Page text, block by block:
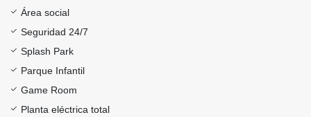
Área social
Seguridad 24/7
Splash Park
Parque Infantil
Game Room
Planta eléctrica total